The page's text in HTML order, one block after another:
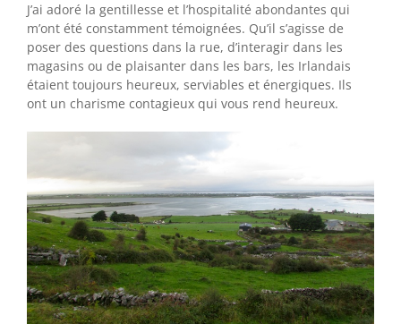
J’ai adoré la gentillesse et l’hospitalité abondantes qui
m’ont été constamment témoignées. Qu’il s’agisse de
poser des questions dans la rue, d’interagir dans les
magasins ou de plaisanter dans les bars, les Irlandais
étaient toujours heureux, serviables et énergiques. Ils
ont un charisme contagieux qui vous rend heureux.